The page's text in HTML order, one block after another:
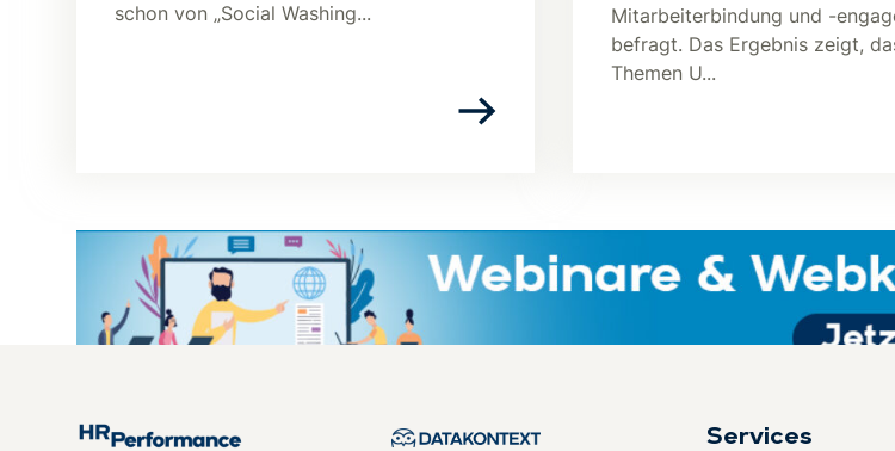
schon von „Social Washing...
Mitarbeiterbindung und -
befragt. Das Ergebnis zeigt,
Themen U...
Services